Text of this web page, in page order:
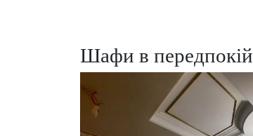
Шафи в передпокій